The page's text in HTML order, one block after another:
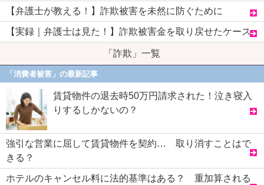
【弁護士が教える！】詐欺被害を未然に防ぐために
【実録｜弁護士は見た！】詐欺被害金を取り戻せたケース
「詐欺」一覧
「消費者被害」の最新記事
賃貸物件の退去時50万円請求された！泣き寝入
りするしかないの？
強引な営業に屈して賃貸物件を契約… 取り消すことはで
きる？
ホテルのキャンセル料に法的基準はある？ 重加算される